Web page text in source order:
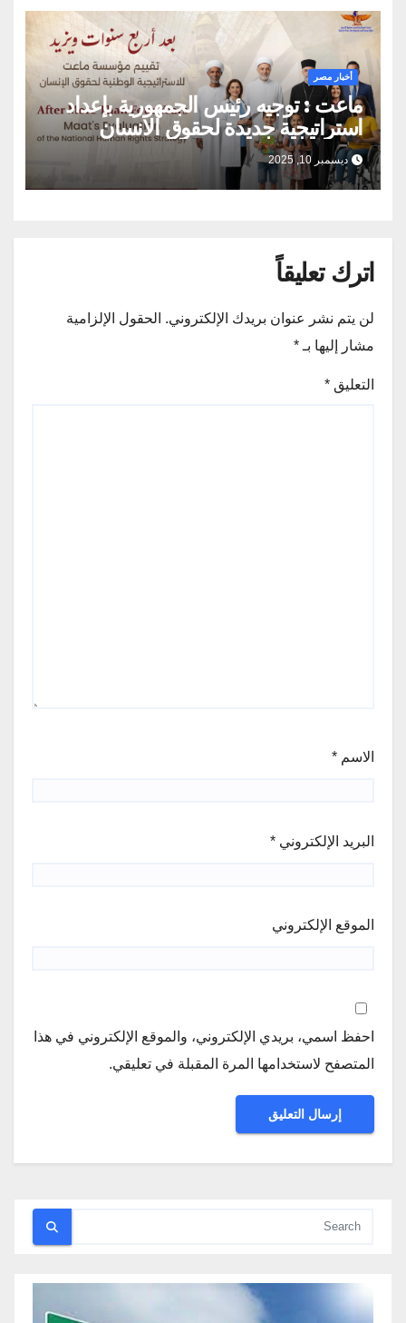
أخبار مصر
ماعت : توجيه رئيس الجمهورية بإعداد
استراتيجية جديدة لحقوق الانسان
بمشاركة المجتمع المدني يؤكد ان حقوق
الإنسان اولوية لا يمكن التراجع عنها
ديسمبر 10, 2025
اترك تعليقاً
لن يتم نشر عنوان بريدك الإلكتروني. الحقول الإلزامية
مشار إليها بـ *
التعليق *
الاسم *
البريد الإلكتروني *
الموقع الإلكتروني
احفظ اسمي، بريدي الإلكتروني، والموقع الإلكتروني في هذا
المتصفح لاستخدامها المرة المقبلة في تعليقي.